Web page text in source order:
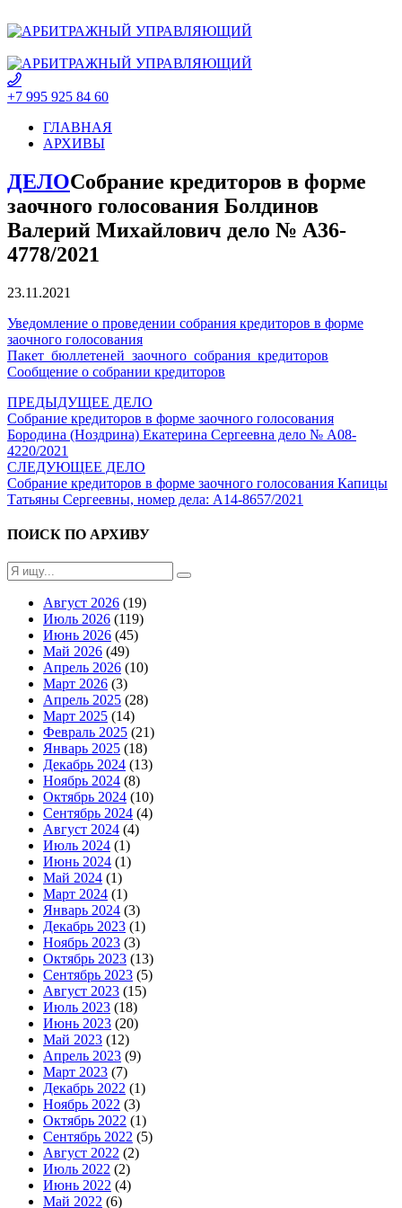
+7 995 925 84 60
ГЛАВНАЯ
АРХИВЫ
ДЕЛОСобрание кредиторов в форме
заочного голосования Болдинов
Валерий Михайлович дело № А36-
4778/2021
23.11.2021
Уведомление о проведении собрания кредиторов в форме
заочного голосования
Пакет_бюллетеней_заочного_собрания_кредиторов
Сообщение о собрании кредиторов
ПРЕДЫДУЩЕЕ ДЕЛО
Собрание кредиторов в форме заочного голосования
Бородина (Ноздрина) Екатерина Сергеевна дело № А08-
4220/2021
СЛЕДУЮЩЕЕ ДЕЛО
Собрание кредиторов в форме заочного голосования Капицы
Татьяны Сергеевны, номер дела: А14-8657/2021
ПОИСК ПО АРХИВУ
Август 2026 (19)
Июль 2026 (119)
Июнь 2026 (45)
Май 2026 (49)
Апрель 2026 (10)
Март 2026 (3)
Апрель 2025 (28)
Март 2025 (14)
Февраль 2025 (21)
Январь 2025 (18)
Декабрь 2024 (13)
Ноябрь 2024 (8)
Октябрь 2024 (10)
Сентябрь 2024 (4)
Август 2024 (4)
Июль 2024 (1)
Июнь 2024 (1)
Май 2024 (1)
Март 2024 (1)
Январь 2024 (3)
Декабрь 2023 (1)
Ноябрь 2023 (3)
Октябрь 2023 (13)
Сентябрь 2023 (5)
Август 2023 (15)
Июль 2023 (18)
Июнь 2023 (20)
Май 2023 (12)
Апрель 2023 (9)
Март 2023 (7)
Декабрь 2022 (1)
Ноябрь 2022 (3)
Октябрь 2022 (1)
Сентябрь 2022 (5)
Август 2022 (2)
Июль 2022 (2)
Июнь 2022 (4)
Май 2022 (6)